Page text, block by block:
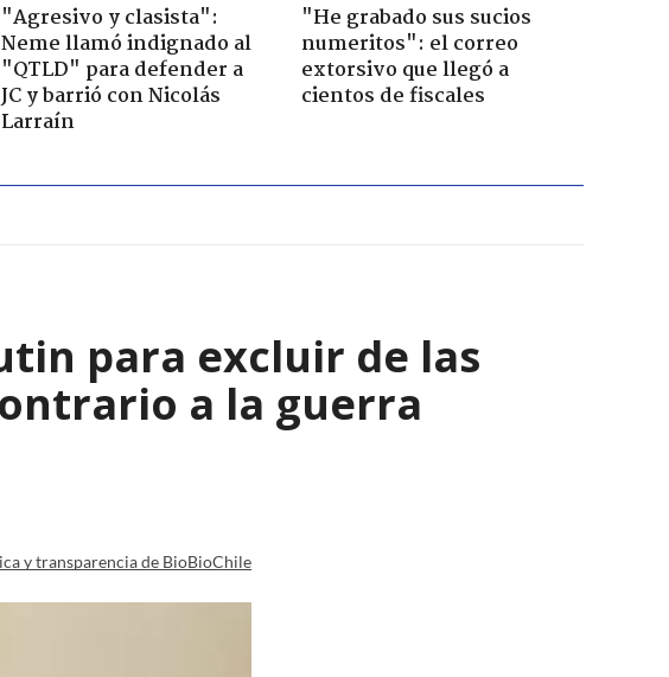
"Agresivo y clasista":
Neme llamó indignado al
"QTLD" para defender a
JC y barrió con Nicolás
Larraín
"He grabado sus sucios
numeritos": el correo
extorsivo que llegó a
cientos de fiscales
para excluir de las
a la guerra
y transparencia de BioBioChile